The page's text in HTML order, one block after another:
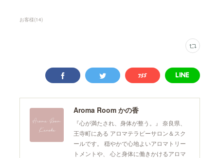
お客様(14)
Aroma Room かの香
『心が満たされ、身体が整う。』 奈良県、
王寺町にある アロマテラピーサロン＆スク
ールです。 穏やかで心地よいアロマトリー
トメントや、 心と身体に働きかけるアロマ